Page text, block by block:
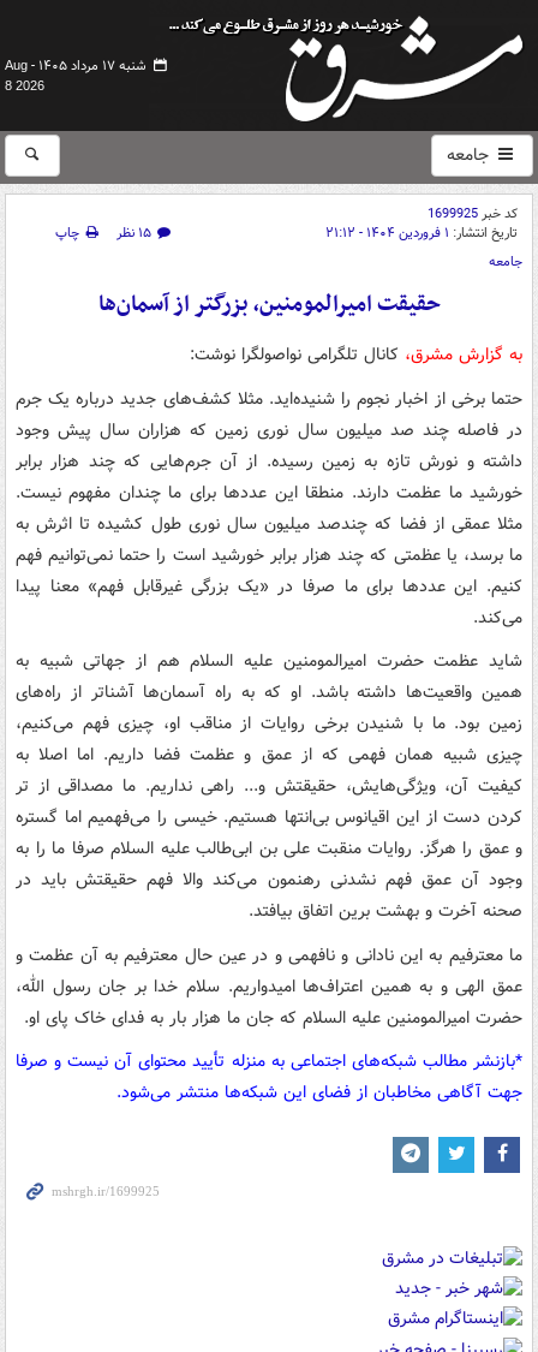
شنبه ۱۷ مرداد ۱۴۰۵ -
Aug
8 2026
جامعه
کد خبر1699925
تاریخ انتشار: ۱ فروردین ۱۴۰۴ - ۲۱:۱۲ ۱۵ نظر
چاپ
جامعه
حقیقت امیرالمومنین، بزرگتر از آسمان‌ها
به گزارش مشرق، کانال تلگرامی نواصولگرا نوشت:
حتما برخی از اخبار نجوم را شنیده‌اید. مثلا کشف‌های جدید درباره یک جرم
در فاصله چند صد میلیون سال نوری زمین که هزاران سال پیش وجود
داشته و نورش تازه به زمین رسیده. از آن جرم‌هایی که چند هزار برابر
خورشید ما عظمت دارند. منطقا این عددها برای ما چندان مفهوم نیست‌.
مثلا عمقی از فضا که چندصد میلیون سال نوری طول کشیده تا اثرش به
ما برسد، یا عظمتی که چند هزار برابر خورشید است را حتما نمی‌توانیم فهم
کنیم. این عددها برای ما صرفا در «یک بزرگی غیرقابل فهم» معنا پیدا
می‌کند.
شاید عظمت حضرت امیرالمومنین علیه السلام هم از جهاتی شبیه به
همین واقعیت‌ها داشته باشد. او که به راه آسمان‌ها آشناتر از راه‌های
زمین بود. ما با شنیدن برخی روایات از مناقب او، چیزی فهم می‌کنیم،
چیزی شبیه همان فهمی که از عمق و عظمت فضا داریم. اما اصلا به
کیفیت آن، ویژگی‌هایش، حقیقتش و... راهی نداریم. ما مصداقی از تر
کردن دست از این اقیانوس بی‌انتها هستیم. خیسی را می‌فهمیم اما گستره
و عمق را هرگز. روایات منقبت علی بن ابی‌طالب علیه السلام صرفا ما را به
وجود آن عمق فهم نشدنی رهنمون می‌کند والا فهم حقیقتش باید در
صحنه آخرت و بهشت برین اتفاق بیافتد.
ما معترفیم به این نادانی و نافهمی و در عین حال معترفیم به آن عظمت و
عمق الهی و به همین اعتراف‌ها امیدواریم. سلام خدا بر جان رسول الله،
حضرت امیرالمومنین علیه السلام که جان ما هزار بار به فدای خاک پای او.
*بازنشر مطالب شبکه‌های اجتماعی به منزله تأیید محتوای آن نیست و صرفا
جهت آگاهی مخاطبان از فضای این شبکه‌ها منتشر می‌شود.